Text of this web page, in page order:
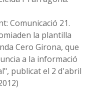
Comunicació 21.
la plantilla
Cero Girona, que
a la informació
publicat el 2 d'abril